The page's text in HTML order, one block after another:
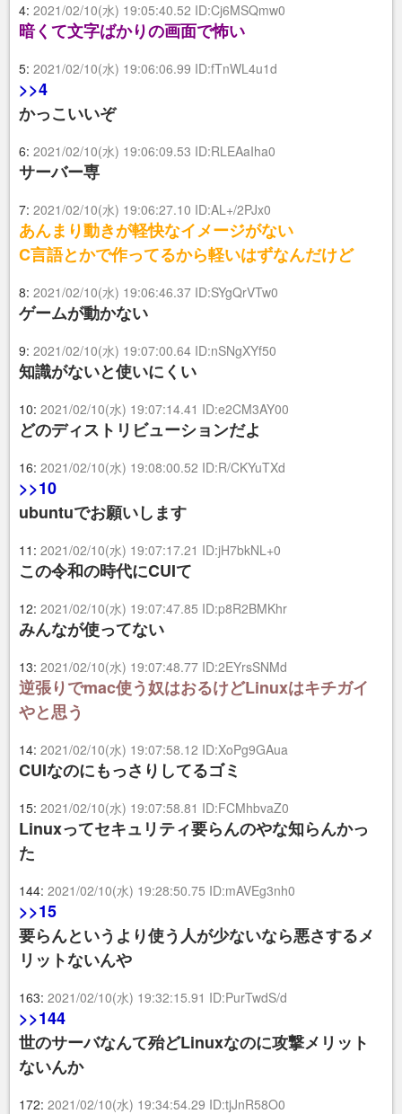
4: 2021/02/10(水) 19:05:40.52 ID:Cj6MSQmw0
暗くて文字ばかりの画面で怖い
5: 2021/02/10(水) 19:06:06.99 ID:fTnWL4u1d
>>4
かっこいいぞ
6: 2021/02/10(水) 19:06:09.53 ID:RLEAaIha0
サーバー専
7: 2021/02/10(水) 19:06:27.10 ID:AL+/2PJx0
あんまり動きが軽快なイメージがない
C言語とかで作ってるから軽いはずなんだけど
8: 2021/02/10(水) 19:06:46.37 ID:SYgQrVTw0
ゲームが動かない
9: 2021/02/10(水) 19:07:00.64 ID:nSNgXYf50
知識がないと使いにくい
10: 2021/02/10(水) 19:07:14.41 ID:e2CM3AY00
どのディストリビューションだよ
16: 2021/02/10(水) 19:08:00.52 ID:R/CKYuTXd
>>10
ubuntuでお願いします
11: 2021/02/10(水) 19:07:17.21 ID:jH7bkNL+0
この令和の時代にCUIて
12: 2021/02/10(水) 19:07:47.85 ID:p8R2BMKhr
みんなが使ってない
13: 2021/02/10(水) 19:07:48.77 ID:2EYrsSNMd
逆張りでmac使う奴はおるけどLinuxはキチガイ
やと思う
14: 2021/02/10(水) 19:07:58.12 ID:XoPg9GAua
CUIなのにもっさりしてるゴミ
15: 2021/02/10(水) 19:07:58.81 ID:FCMhbvaZ0
Linuxってセキュリティ要らんのやな知らんかっ
た
144: 2021/02/10(水) 19:28:50.75 ID:mAVEg3nh0
>>15
要らんというより使う人が少ないなら悪さするメ
リットないんや
163: 2021/02/10(水) 19:32:15.91 ID:PurTwdS/d
>>144
世のサーバなんて殆どLinuxなのに攻撃メリット
ないんか
172: 2021/02/10(水) 19:34:54.29 ID:tjJnR58O0